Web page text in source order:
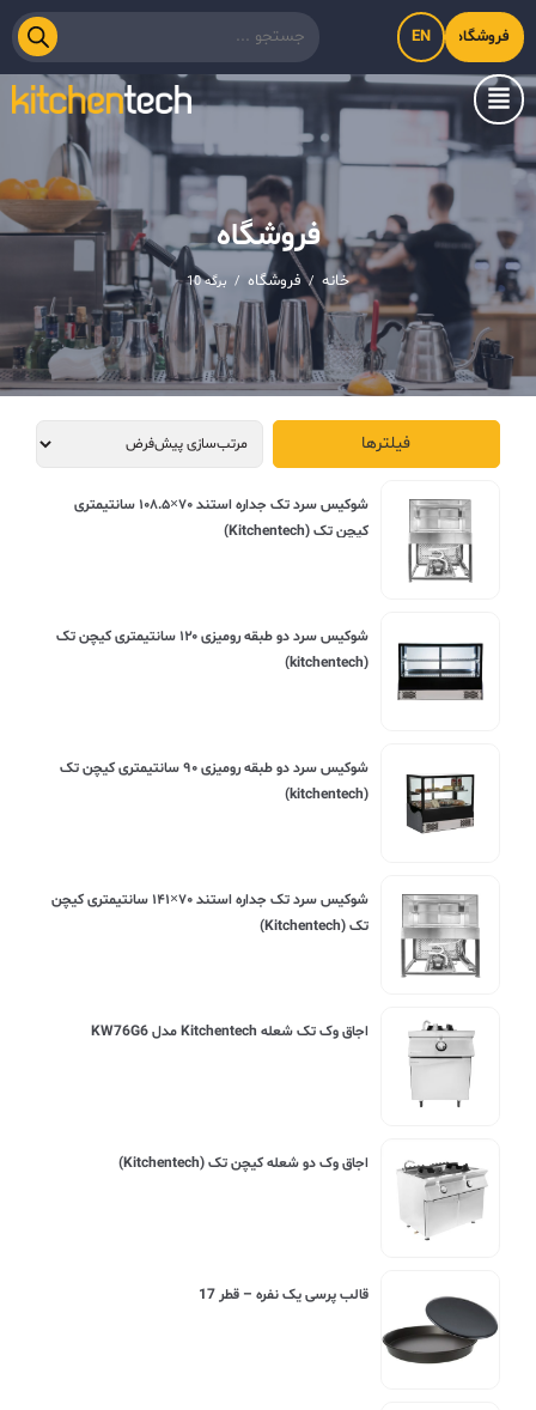
فروشگاه اینترنتی کیت‌لاین
EN
فروشگاه
خانه / فروشگاه / برگه 10
فیلترها
شوکيس سرد تک جداره استند ۷۰×۱۰۸.۵ سانتیمتری
کیچن تک (Kitchentech)
شوکیس سرد دو طبقه رومیزی ۱۲۰ سانتیمتری کیچن تک
(kitchentech)
شوکیس سرد دو طبقه رومیزی ۹۰ سانتیمتری کیچن تک
(kitchentech)
شوکیس سرد تک جداره استند ۷۰×۱۴۱ سانتیمتری کیچن
تک (Kitchentech)
اجاق وک تک شعله Kitchentech مدل KW76G6
اجاق وک دو شعله کیچن تک (Kitchentech)
قالب پرسی یک نفره – قطر 17